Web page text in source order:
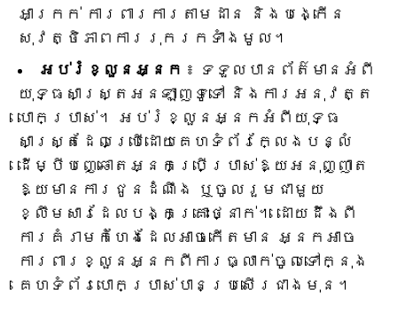
អាក្រក់ ការពារការតាមដាន និងបង្កើន
សុវត្ថិភាពការរុករកទាំងមូល។
អប់រំខ្លួនអ្នក ៖ ទទួលបានព័ត៌មានអំពី
យុទ្ធសាស្ត្រអនឡាញទូទៅ និងការអនុវត្ត
បោកប្រាស់។ អប់រំខ្លួនអ្នកអំពីយុទ្ធ
សាស្ត្រដែលប្រើដោយគេហទំព័រក្លែងបន្លំ
ដើម្បីបញ្ឆោតអ្នកប្រើប្រាស់ឱ្យអនុញ្ញាត
ឱ្យមានការជូនដំណឹង ឬចូលរួមជាមួយ
ខ្លឹមសារដែលបង្កគ្រោះថ្នាក់។ ដោយដឹងពី
ការគំរាមកំហែងដែលអាចកើតមាន អ្នកអាច
ការពារខ្លួនអ្នកពីការធ្លាក់ចូលទៅក្នុង
គេហទំព័របោកប្រាស់បានប្រសើរជាងមុន។